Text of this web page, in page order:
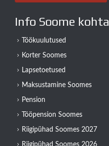
Info Soome kohta
Töökuulutused
Korter Soomes
Lapsetoetused
Maksustamine Soomes
Pension
Tööpension Soomes
Riigipühad Soomes 2027
Riigipühad Soomes 2026